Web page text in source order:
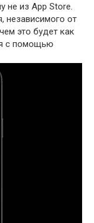
не из App Store.
независимого от
это будет как
с помощью